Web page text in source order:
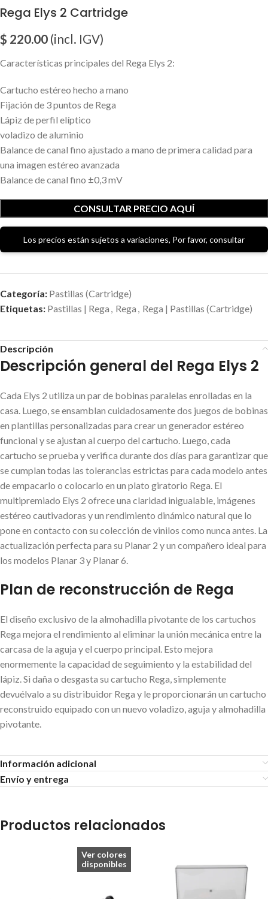
Rega Elys 2 Cartridge
$ 220.00 (incl. IGV)
Características principales del Rega Elys 2:
Cartucho estéreo hecho a mano
Fijación de 3 puntos de Rega
Lápiz de perfil elíptico
voladizo de aluminio
Balance de canal fino ajustado a mano de primera calidad para
una imagen estéreo avanzada
Balance de canal fino ±0,3 mV
CONSULTAR PRECIO AQUÍ
Los precios están sujetos a variaciones, Por favor, consultar
Categoría: Pastillas (Cartridge)
Etiquetas: Pastillas | Rega , Rega , Rega | Pastillas (Cartridge)
Descripción
Descripción general del Rega Elys 2
Cada Elys 2 utiliza un par de bobinas paralelas enrolladas en la
casa. Luego, se ensamblan cuidadosamente dos juegos de bobinas
en plantillas personalizadas para crear un generador estéreo
funcional y se ajustan al cuerpo del cartucho. Luego, cada
cartucho se prueba y verifica durante dos días para garantizar que
se cumplan todas las tolerancias estrictas para cada modelo antes
de empacarlo o colocarlo en un plato giratorio Rega. El
multipremiado Elys 2 ofrece una claridad inigualable, imágenes
estéreo cautivadoras y un rendimiento dinámico natural que lo
pone en contacto con su colección de vinilos como nunca antes. La
actualización perfecta para su Planar 2 y un compañero ideal para
los modelos Planar 3 y Planar 6.
Plan de reconstrucción de Rega
El diseño exclusivo de la almohadilla pivotante de los cartuchos
Rega mejora el rendimiento al eliminar la unión mecánica entre la
carcasa de la aguja y el cuerpo principal. Esto mejora
enormemente la capacidad de seguimiento y la estabilidad del
lápiz. Si daña o desgasta su cartucho Rega, simplemente
devuélvalo a su distribuidor Rega y le proporcionarán un cartucho
reconstruido equipado con un nuevo voladizo, aguja y almohadilla
pivotante.
Información adicional
Envío y entrega
Productos relacionados
Ver colores
disponibles